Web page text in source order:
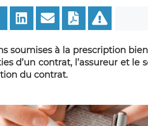
soumises à la prescription
d’un contrat, l’assureur et
du contrat.